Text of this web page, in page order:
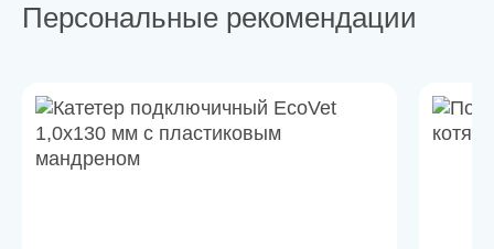
Персональные рекомендации